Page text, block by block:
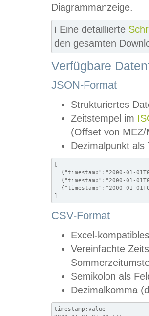
Diagrammanzeige.
ℹ️ Eine detaillierte
den gesamten
Verfügbare
JSON-Format
Strukturiertes
Zeitstempel im
(Offset von MEZ/
Dezimalpunkt als
[
{"timestamp":"2000-01-
{"timestamp":"2000-01-
{"timestamp":"2000-01-
]
CSV-Format
Excel-
Vereinfachte
Semikolon als
Dezimalkomma
timestamp;value